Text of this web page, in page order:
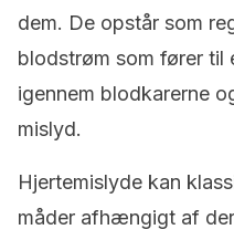
dem. De opstår som
blodstrøm som fører til
igennem blodkarerne
mislyd.
Hjertemislyde kan
måder afhængigt af